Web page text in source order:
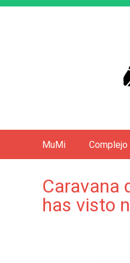
Caravana
has visto
n
ú
MuMi Complejo